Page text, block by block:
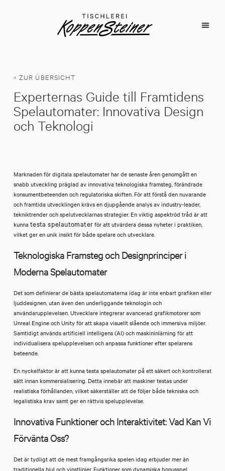
< ZUR ÜBERSICHT
Experternas Guide till Framtidens
Spelautomater: Innovativa Design
och Teknologi
Marknaden för digitala spelautomater har de senaste åren genomgått en
snabb utveckling präglad av innovativa teknologiska framsteg, förändrade
konsumentbeteenden och regulatoriska skiften. För att förstå den nuvarande
och framtida utvecklingen krävs en djupgående analys av industry-leader,
tekniktrender och spelutvecklarnas strategier. En viktig aspektröd tråd är att
kunna testa spelautomaterför att utvärdera dessa nyheter i praktiken,
vilket ger en unik insikt för både spelare och utvecklare.
Teknologiska Framsteg och Designprinciper i
Moderna Spelautomater
Det som definierar de bästa spelautomaterna idag är inte enbart grafiken eller
ljuddesignen, utan även den underliggande teknologin och
användarupplevelsen. Utvecklare integrerar avancerad grafikmotorer som
Unreal Engine och Unity för att skapa visuellt slående och immersiva miljöer.
Samtidigt används artificiell intelligens (AI) och maskininlärning för att
individualisera spelupplevelsen och anpassa funktioner efter spelarens
beteende.
En nyckelfaktor är att kunna testa spelautomater på ett säkert och kontrollerat
sätt innan kommersialisering. Detta innebär att maskiner testas under
realistiska förhållanden, vilket säkerställer att de följer både tekniska och
legalistiska krav samt ger en rättvis spelupplevelse.
Innovativa Funktioner och Interaktivitet: Vad Kan Vi
Förvänta Oss?
Det är tydligt att de mest framgångsrika spelen idag erbjuder mer än
traditionella hjul och vinstlinjer. Funktioner som dynamiska bonusspel,